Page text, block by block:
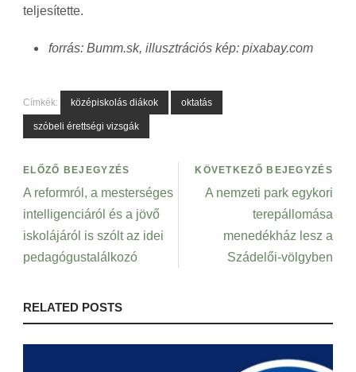
teljesítette.
forrás: Bumm.sk, illusztrációs kép: pixabay.com
Címkék: középiskolás diákok oktatás
szóbeli érettségi vizsgák
ELŐZŐ BEJEGYZÉS
A reformról, a mesterséges
intelligenciáról és a jövő
iskolájáról is szólt az idei
pedagógustalálkozó
KÖVETKEZŐ BEJEGYZÉS
A nemzeti park egykori
terepállomása
menedékház lesz a
Szádelői-völgyben
RELATED POSTS